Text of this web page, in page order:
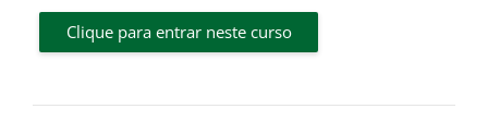
Clique para entrar neste curso